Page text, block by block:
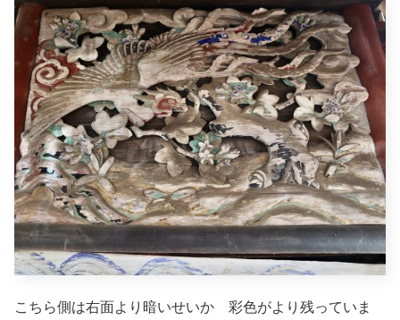
こちら側は右面より暗いせいか 彩色がより残っていま